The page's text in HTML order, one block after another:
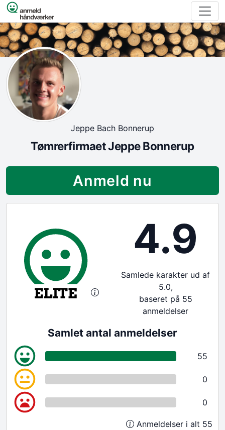
Spring til indhold
Jeppe Bach Bonnerup
Tømrerfirmaet Jeppe Bonnerup
Anmeld nu
4.9
Samlede karakter ud af
5.0,
baseret på 55
anmeldelser
Samlet antal anmeldelser
55
0
0
Anmeldelser i alt 55